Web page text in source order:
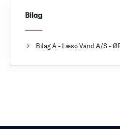
Bilag
Bilag A - Læsø Vand A/S -